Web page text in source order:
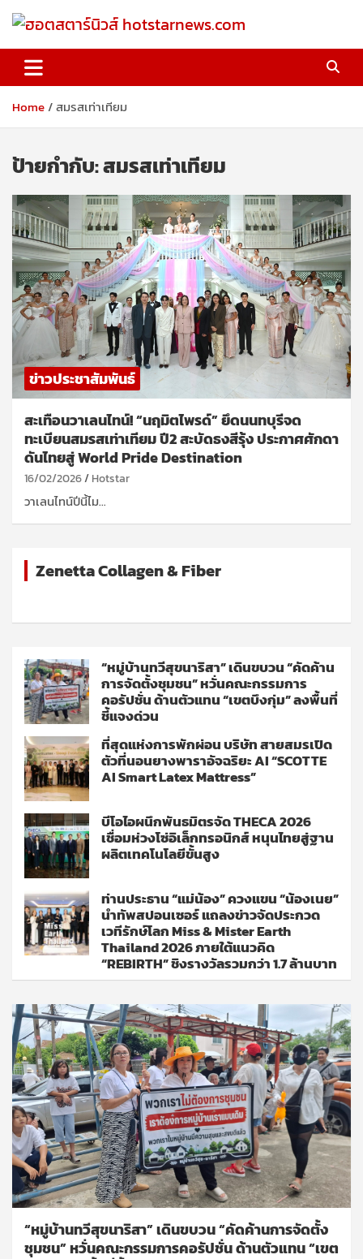
ฮอตสตาร์นิวส์ hotstarnews.com
Home สมรสเท่าเทียม
ป้ายกำกับ:สมรสเท่าเทียม
ข่าวประชาสัมพันธ์
สะเทือนวาเลนไทน์! “นฤมิตไพรด์” ยึดนนทบุรีจด
ทะเบียนสมรสเท่าเทียม ปี2 สะบัดธงสีรุ้ง ประกาศศักดา
ดันไทยสู่ World Pride Destination
16/02/2026 Hotstar
วาเลนไทน์ปีนี้ไม…
Zenetta Collagen & Fiber
“หมู่บ้านทวีสุขนาริสา” เดินขบวน “คัดค้าน
การจัดตั้งชุมชน” หวั่นคณะกรรมการ
คอรัปชั่น ด้านตัวแทน “เขตบึงกุ่ม” ลงพื้นที่
ชี้แจงด่วน
ที่สุดแห่งการพักผ่อน บริษัท สายสมรเปิด
ตัวที่นอนยางพาราอัจฉริยะ AI “SCOTTE
AI Smart Latex Mattress”
บีโอไอผนึกพันธมิตรจัด THECA 2026
เชื่อมห่วงโซ่อิเล็กทรอนิกส์ หนุนไทยสู่ฐาน
ผลิตเทคโนโลยีขั้นสูง
ท่านประธาน “แม่น้อง” ควงแขน “น้องเนย”
นำทัพสปอนเซอร์ แถลงข่าวจัดประกวด
เวทีรักษ์โลก Miss & Mister Earth
Thailand 2026 ภายใต้แนวคิด
“REBIRTH” ชิงรางวัลรวมกว่า 1.7 ล้านบาท
“หมู่บ้านทวีสุขนาริสา” เดินขบวน “คัดค้านการจัดตั้ง
ชุมชน” หวั่นคณะกรรมการคอรัปชั่น ด้านตัวแทน “เขต